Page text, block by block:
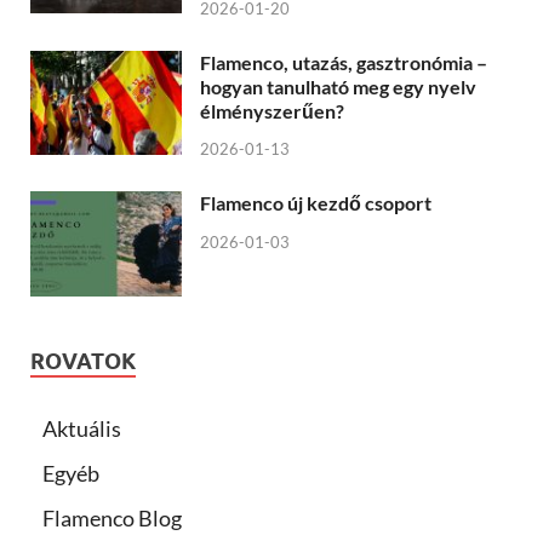
2026-01-20
Flamenco, utazás, gasztronómia –
hogyan tanulható meg egy nyelv
élményszerűen?
2026-01-13
Flamenco új kezdő csoport
2026-01-03
ROVATOK
Aktuális
Egyéb
Flamenco Blog